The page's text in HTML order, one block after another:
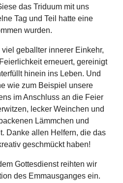
das Triduum mit uns
Tag und Teil hatte eine
wurden.
geballter innerer Einkehr,
erneuert, gereinigt
hinein ins Leben. Und
wie zum Beispiel unsere
im Anschluss an die Feier
lecker Weinchen und
Lämmchen und
Danke allen Helfern, die das
geschmückt haben!
Gottesdienst reihten wir
des Emmausganges ein.